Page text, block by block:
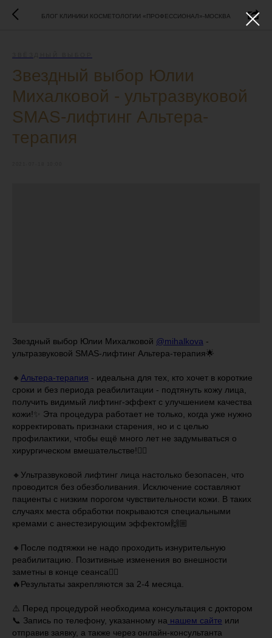
БЛОГ КЛИНИКИ КОСМЕТОЛОГИИ «ПРОФЕССИОНАЛ»-МОСКВА
Звездный выбор Юлии
Михалковой - ультразвуковой
SMAS-лифтинг Альтера-
терапия
Звездный выбор Юлии Михалковой @mihalkova -
ультразвуковой SMAS-лифтинг Альтера-терапия🌟
🔸 Альтера-терапия - идеальна для тех, кто хочет в короткие
сроки и без периода реабилитации - подтянуть кожу лица,
получить видимый лифтинг-эффект с улучшением качества
кожи!✨ Эта процедура работает не только, когда уже нужно
корректировать признаки старения, но и с целью
профилактики, чтобы ещё много лет не задумываться о
хирургическом вмешательстве!👌🏼
🔸Ультразвуковой лифтинг лица настолько безопасен, что
проводится без обезболивания. Исключение составляют
пациенты с низким порогом чувствительности кожи. В таких
случаях места обработки покрываются специальными
кремами с анестезирующим эффектом🙌🏼
🔸После подтяжки не надо проходить изнурительную
реабилитацию. Позитивные изменения во внешности
заметны в конце сеанса👍🏼
🔥Результаты закрепляются за 2-4 месяца.
⚠️ Перед процедурой необходима консультация с доктором
📞 Запись по телефону, указанному на нашем сайте или
отправив заявку, а также через онлайн-консультанта